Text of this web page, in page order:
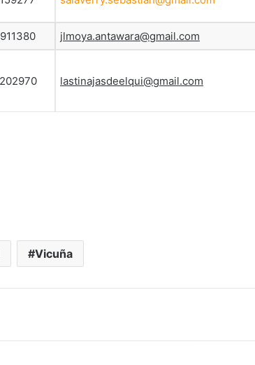
jlmoya.antawara@gmail.com
lastinajasdeelqui@gmail.com
Vicuña